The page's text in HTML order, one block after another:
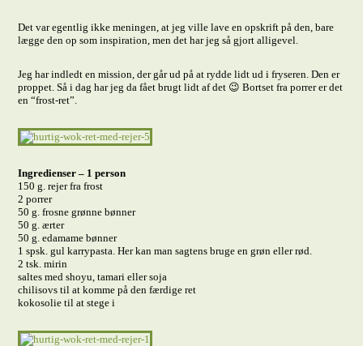
Det var egentlig ikke meningen, at jeg ville lave en opskrift på den, bare
lægge den op som inspiration, men det har jeg så gjort alligevel.
Jeg har indledt en mission, der går ud på at rydde lidt ud i fryseren. Den er
proppet. Så i dag har jeg da fået brugt lidt af det 😉 Bortset fra porrer er det
en “frost-ret”.
Ingredienser – 1 person
150 g. rejer fra frost
2 porrer
50 g. frosne grønne bønner
50 g. ærter
50 g. edamame bønner
1 spsk. gul karrypasta. Her kan man sagtens bruge en grøn eller rød.
2 tsk. mirin
saltes med shoyu, tamari eller soja
chilisovs til at komme på den færdige ret
kokosolie til at stege i